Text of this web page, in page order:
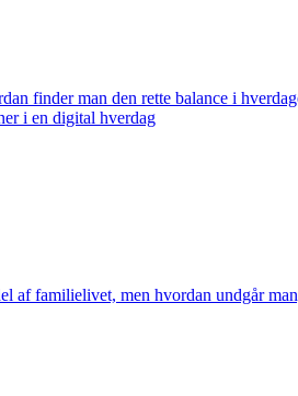
finder man den rette balance i
i en digital hverdag
af familielivet, men hvordan undgår